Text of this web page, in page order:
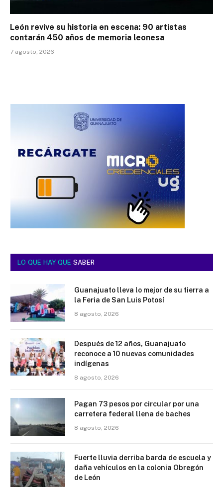
León revive su historia en escena: 90 artistas
contarán 450 años de memoria leonesa
7 agosto, 2026
LO QUE HAY QUE SABER
Guanajuato lleva lo mejor de su tierra a
la Feria de San Luis Potosí
8 agosto, 2026
Después de 12 años, Guanajuato
reconoce a 10 nuevas comunidades
indígenas
8 agosto, 2026
Pagan 73 pesos por circular por una
carretera federal llena de baches
8 agosto, 2026
Fuerte lluvia derriba barda de escuela y
daña vehículos en la colonia Obregón
de León